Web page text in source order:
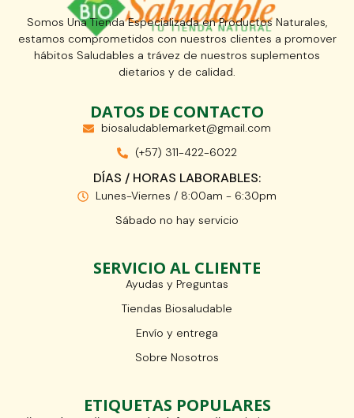
Somos Una Tienda Especializada en Productos Naturales,
estamos comprometidos con nuestros clientes a promover
hábitos Saludables a trávez de nuestros suplementos
dietarios y de calidad.
DATOS DE CONTACTO
biosaludablemarket@gmail.com
(+57) 311-422-6022
DÍAS / HORAS LABORABLES:
Lunes-Viernes / 8:00am - 6:30pm
Sábado no hay servicio
SERVICIO AL CLIENTE
Ayudas y Preguntas
Tiendas Biosaludable
Envío y entrega
Sobre Nosotros
ETIQUETAS POPULARES